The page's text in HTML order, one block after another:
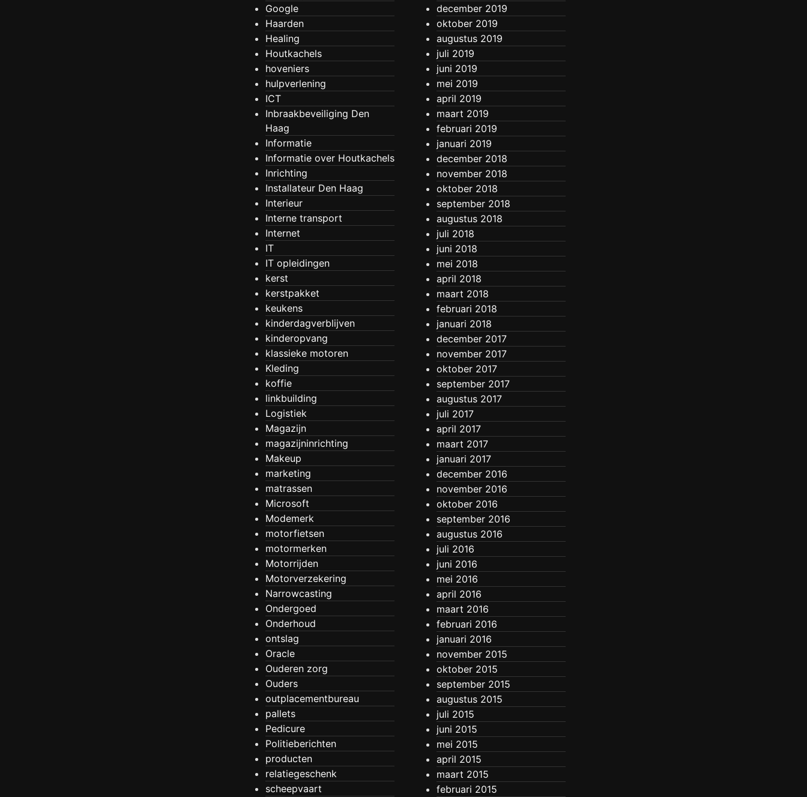
Google
Haarden
Healing
Houtkachels
hoveniers
hulpverlening
ICT
Inbraakbeveiliging Den
Haag
Informatie
Informatie over Houtkachels
Inrichting
Installateur Den Haag
Interieur
Interne transport
Internet
IT
IT opleidingen
kerst
kerstpakket
keukens
kinderdagverblijven
kinderopvang
klassieke motoren
Kleding
koffie
linkbuilding
Logistiek
Magazijn
magazijninrichting
Makeup
marketing
matrassen
Microsoft
Modemerk
motorfietsen
motormerken
Motorrijden
Motorverzekering
Narrowcasting
Ondergoed
Onderhoud
ontslag
Oracle
Ouderen zorg
Ouders
outplacementbureau
pallets
Pedicure
Politieberichten
producten
relatiegeschenk
scheepvaart
december 2019
oktober 2019
augustus 2019
juli 2019
juni 2019
mei 2019
april 2019
maart 2019
februari 2019
januari 2019
december 2018
november 2018
oktober 2018
september 2018
augustus 2018
juli 2018
juni 2018
mei 2018
april 2018
maart 2018
februari 2018
januari 2018
december 2017
november 2017
oktober 2017
september 2017
augustus 2017
juli 2017
april 2017
maart 2017
januari 2017
december 2016
november 2016
oktober 2016
september 2016
augustus 2016
juli 2016
juni 2016
mei 2016
april 2016
maart 2016
februari 2016
januari 2016
november 2015
oktober 2015
september 2015
augustus 2015
juli 2015
juni 2015
mei 2015
april 2015
maart 2015
februari 2015